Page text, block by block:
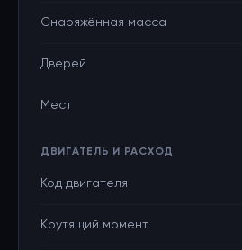
Снаряжённая масса
Дверей
Мест
ДВИГАТЕЛЬ И РАСХОД
Код двигателя
Крутящий момент